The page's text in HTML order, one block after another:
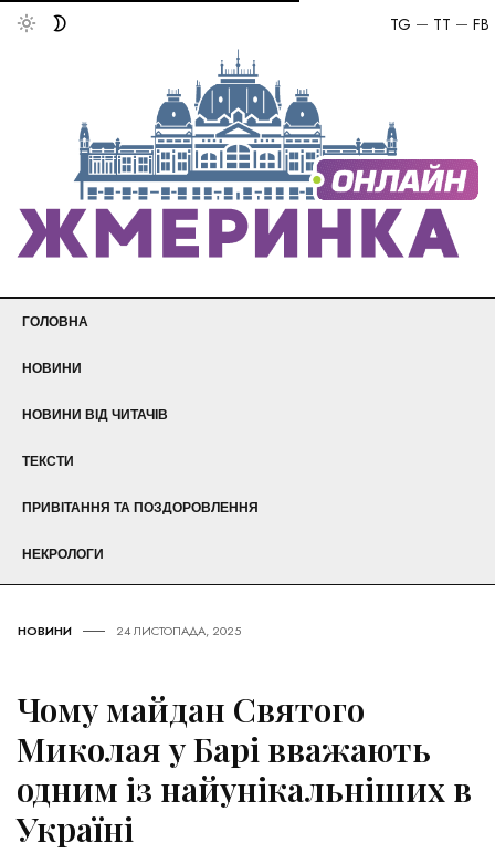
FB
TT
TG
ГОЛОВНА
НОВИНИ
НОВИНИ ВІД ЧИТАЧІВ
ТЕКСТИ
ПРИВІТАННЯ ТА ПОЗДОРОВЛЕННЯ
НЕКРОЛОГИ
НОВИНИ 24 ЛИСТОПАДА, 2025
Чому майдан Святого
Миколая у Барі вважають
одним із найунікальніших в
Україні